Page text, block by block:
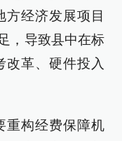
方经济发展项目
，导致县中在标
改革、硬件投入
重构经费保障机